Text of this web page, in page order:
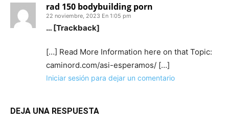
rad 150 bodybuilding porn
22 noviembre, 2023 En 1:05 pm
… [Trackback]
[…] Read More Information here on that Topic:
caminord.com/asi-esperamos/ […]
Iniciar sesión para dejar un comentario
DEJA UNA RESPUESTA